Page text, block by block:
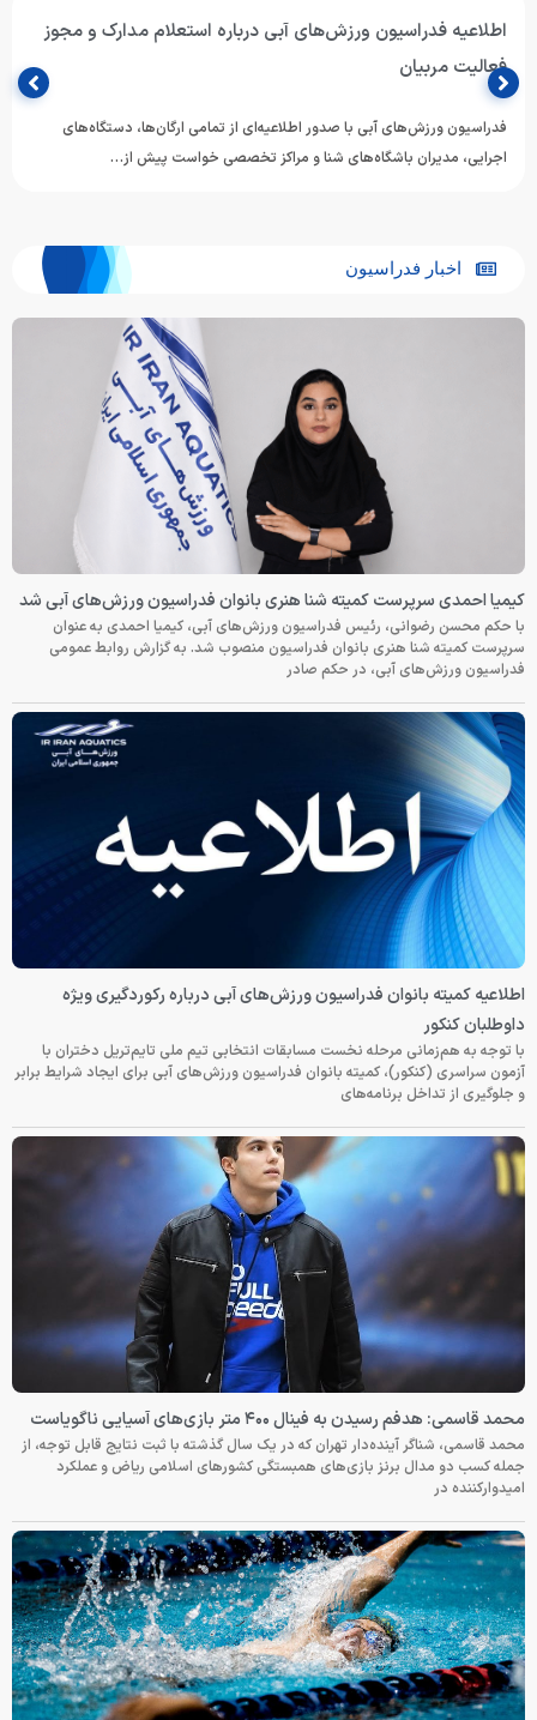
اطلاعیه فدراسیون ورزش‌های آبی درباره استعلام مدارک و مجوز
فعالیت مربیان
فدراسیون ورزش‌های آبی با صدور اطلاعیه‌ای از تمامی ارگان‌ها، دستگاه‌های
اجرایی، مدیران باشگاه‌های شنا و مراکز تخصصی خواست پیش از…
اخبار فدراسیون
کیمیا احمدی سرپرست کمیته شنا هنری بانوان فدراسیون ورزش‌های آبی شد
با حکم محسن رضوانی، رئیس فدراسیون ورزش‌های آبی، کیمیا احمدی به عنوان
سرپرست کمیته شنا هنری بانوان فدراسیون منصوب شد. به گزارش روابط عمومی
فدراسیون ورزش‌های آبی، در حکم صادر
اطلاعیه کمیته بانوان فدراسیون ورزش‌های آبی درباره رکوردگیری ویژه
داوطلبان کنکور
با توجه به هم‌زمانی مرحله نخست مسابقات انتخابی تیم ملی تایم‌تریل دختران با
آزمون سراسری (کنکور)، کمیته بانوان فدراسیون ورزش‌های آبی برای ایجاد شرایط برابر
و جلوگیری از تداخل برنامه‌های
محمد قاسمی: هدفم رسیدن به فینال ۴۰۰ متر بازی‌های آسیایی ناگویاست
محمد قاسمی، شناگر آینده‌دار تهران که در یک سال گذشته با ثبت نتایج قابل توجه، از
جمله کسب دو مدال برنز بازی‌های همبستگی کشورهای اسلامی ریاض و عملکرد
امیدوارکننده در